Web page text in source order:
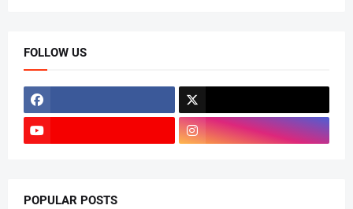
FOLLOW US
POPULAR POSTS